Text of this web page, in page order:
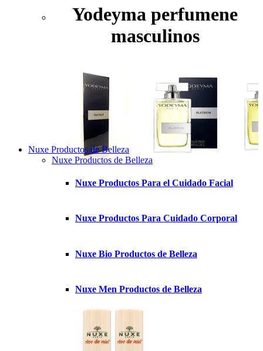
Yodeyma perfumene
masculinos
Nuxe Productos de Belleza
Nuxe Productos de Belleza
Nuxe Productos Para el Cuidado Facial
Nuxe Productos Para Cuidado Corporal
Nuxe Bio Productos de Belleza
Nuxe Men Productos de Belleza